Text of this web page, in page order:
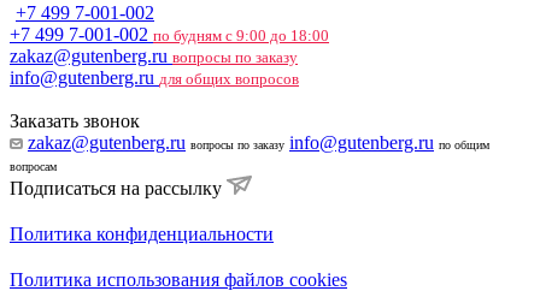
+7 499 7-001-002
+7 499 7-001-002 по будням с 9:00 до 18:00
zakaz@gutenberg.ru вопросы по заказу
info@gutenberg.ru для общих вопросов
Заказать звонок
zakaz@gutenberg.ru вопросы по заказу info@gutenberg.ru по общим
вопросам
Подписаться на рассылку
Политика конфиденциальности
Политика использования файлов cookies